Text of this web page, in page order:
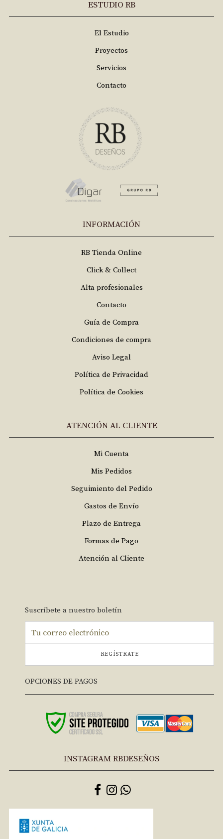
ESTUDIO RB
El Estudio
Proyectos
Servicios
Contacto
INFORMACIÓN
RB Tienda Online
Click & Collect
Alta profesionales
Contacto
Guía de Compra
Condiciones de compra
Aviso Legal
Política de Privacidad
Política de Cookies
ATENCIÓN AL CLIENTE
Mi Cuenta
Mis Pedidos
Seguimiento del Pedido
Gastos de Envío
Plazo de Entrega
Formas de Pago
Atención al Cliente
Suscríbete a nuestro boletín
REGÍSTRATE
OPCIONES DE PAGOS
INSTAGRAM RBDESEÑOS